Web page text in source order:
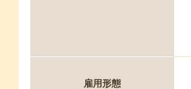
雇用形態